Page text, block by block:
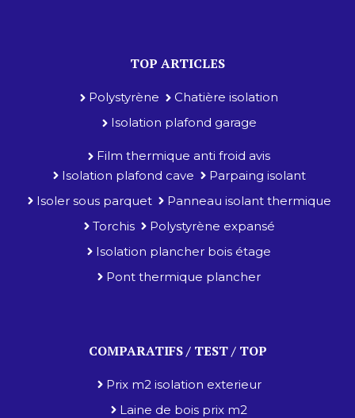
TOP ARTICLES
Polystyrène
Chatière isolation
Isolation plafond garage
Film thermique anti froid avis
Isolation plafond cave
Parpaing isolant
Isoler sous parquet
Panneau isolant thermique
Torchis
Polystyrène expansé
Isolation plancher bois étage
Pont thermique plancher
COMPARATIFS / TEST / TOP
Prix m2 isolation exterieur
Laine de bois prix m2